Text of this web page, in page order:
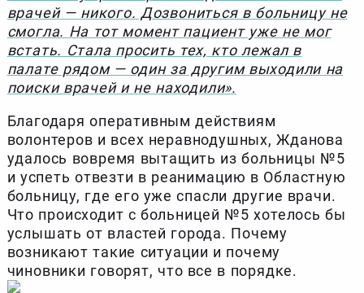
врачей — никого. Дозвониться в больницу не
смогла. На тот момент пациент уже не мог
встать. Стала просить тех, кто лежал в
палате рядом — один за другим выходили на
поиски врачей и не находили».
Благодаря оперативным действиям
волонтеров и всех неравнодушных, Жданова
удалось вовремя вытащить из больницы №5
и успеть отвезти в реанимацию в Областную
больницу, где его уже спасли другие врачи.
Что происходит с больницей №5 хотелось бы
услышать от властей города. Почему
возникают такие ситуации и почему
чиновники говорят, что все в порядке.